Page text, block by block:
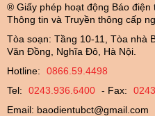
® Giấy phép hoạt động Báo
Thông tin và Truyền thông cấp
Tòa soạn: Tầng 10-11, Tòa nhà
Văn Đồng, Nghĩa Đô, Hà Nội.
Hotline:
0866.59.4498
Tel:
0243.936.6400 - Fax:
Email: baodientubct@gmail.com